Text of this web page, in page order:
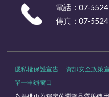
電話：07-
傳真：07-
隱私權保護宣告 資訊安全政策
單一申辦窗口